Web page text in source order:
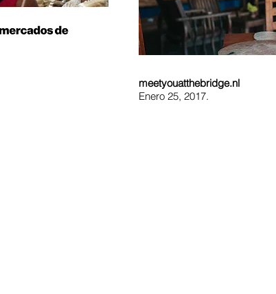
meetyouatthebridge.nl
Enero 25, 2017.